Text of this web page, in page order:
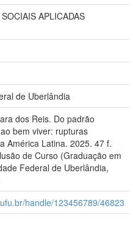
APLICADAS
de Uberlândia
dos Reis. Do padrão
bem viver: rupturas
América Latina. 2025. 47 f.
de Curso (Graduação em
Federal de Uberlândia,
handle/123456789/46823